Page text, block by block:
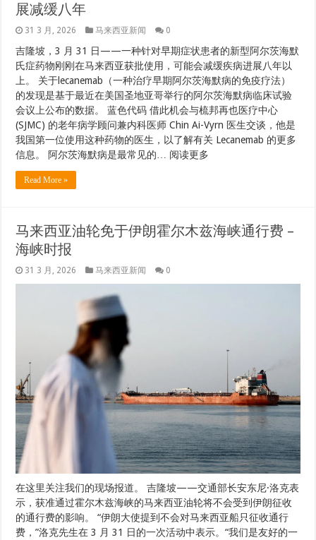
展减缓八年
31 3 月, 2026 马来西亚新闻 0
吉隆坡，3 月 31 日——一种针对早期症状患者的新型阿尔茨海默
氏症药物刚刚在马来西亚获批使用，可能会减缓疾病进展八年以
上。 关于lecanemab（一种治疗早期阿尔茨海默病的免疫疗法）
的发现是基于最近在美国圣地亚哥举行的阿尔茨海默病临床试验
会议上公布的数据。 蓝色代码 借此机会与梳邦再也医疗中心
(SJMC) 的老年病学顾问兼内科医师 Chin Ai-Vyrn 医生交谈，他是
我国第一位使用这种药物的医生，以了解有关 Lecanemab 的更多
信息。 阿尔茨海默病是最常见的… 阅读更多
Read More »
马来西亚油轮免于伊朗霍尔木兹海峡通行费 –
海峡时报
31 3 月, 2026 马来西亚新闻 0
在这里关注我们的现场报道。 吉隆坡——交通部长安东尼·洛克表
示，获准通过霍尔木兹海峡的马来西亚油轮将不会受到伊朗征收
的通行费的影响。 “伊朗大使提到不会对马来西亚船只征收通行
费，”洛克先生在 3 月 31 日的一次活动中表示。“我们是友好的一